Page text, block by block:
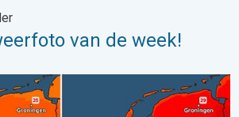
van de week!
warmte. Weekendweer. . . donderdag